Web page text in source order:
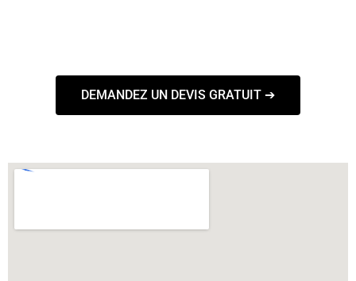
DEMANDEZ UN DEVIS GRATUIT ➔